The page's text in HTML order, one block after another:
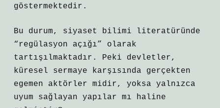
göstermektedir.
Bu durum, siyaset bilimi literatüründe
“regülasyon açığı” olarak
tartışılmaktadır. Peki devletler,
küresel sermaye karşısında gerçekten
egemen aktörler midir, yoksa yalnızca
uyum sağlayan yapılar mı haline